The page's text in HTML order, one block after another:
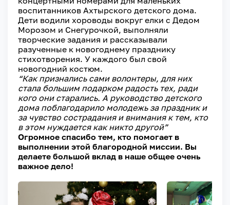
воспитанников Ахтырского детского дома.
Дети водили хороводы вокруг елки с Дедом
Морозом и Снегурочкой, выполняли
творческие задания и рассказывали
разученные к новогоднему празднику
стихотворения. У каждого был свой
новогодний костюм.
“Как признались сами волонтеры, для них
стала большим подарком радость тех, ради
кого они старались. А руководство детского
дома поблагодарило молодежь за праздник и
за чувство сострадания и внимания к тем, кто
в этом нуждается как никто другой”
Огромное спасибо тем, кто помогает в
выполнении этой благородной миссии. Вы
делаете большой вклад в наше общее очень
важное дело!